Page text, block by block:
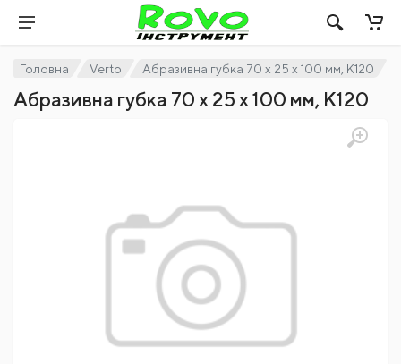
Головна Verto Абразивна губка 70 x 25 x 100 мм, K120
Абразивна губка 70 x 25 x 100 мм, K120